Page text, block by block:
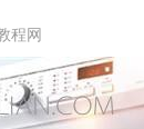
程网